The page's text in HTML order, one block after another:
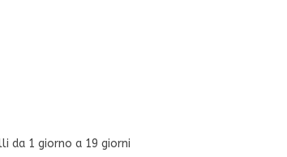
da 1 giorno a 19 giorni